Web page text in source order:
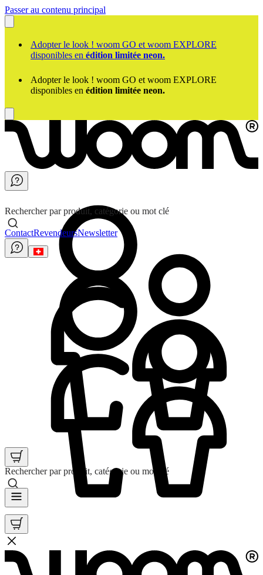
Passer au contenu principal
Adopter le look ! woom GO et woom EXPLORE
disponibles en édition limitée neon.
Adopter le look ! woom GO et woom EXPLORE
disponibles en édition limitée neon.
Rechercher par produit, catégorie ou mot clé
Rechercher par produit, catégorie ou mot clé
ContactRevendeursNewsletter